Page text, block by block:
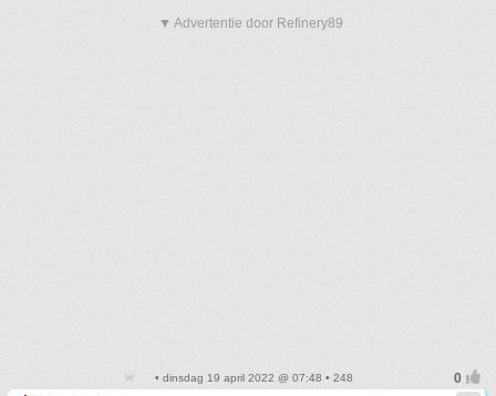
▼ Advertentie door Refinery89
• dinsdag 19 april 2022 @ 07:48 • 248